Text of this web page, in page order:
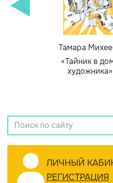
Тамара
«Тайник в
художника»
ЛИЧНЫЙ
РЕГИСТРАЦИЯ